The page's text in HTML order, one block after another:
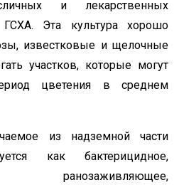
и лекарственных
ГСХА. Эта культура хорошо
известковые и щелочные
участков, которые могут
цветения в среднем
из надземной части
как бактерицидное,
ранозаживляющее,